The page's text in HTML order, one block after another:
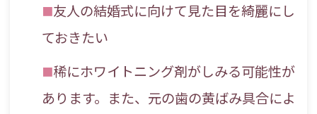
友人の結婚式に向けて見た目を綺麗にし
ておきたい
稀にホワイトニング剤がしみる可能性が
あります。また、元の歯の黄ばみ具合によ